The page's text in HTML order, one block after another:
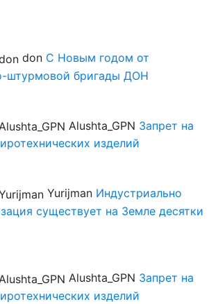
don С Новым годом от
штурмовой бригады ДОН
Alushta_GPN Запрет на
изделий
Yurijman Индустриально
существует на Земле десятки
Alushta_GPN Запрет на
изделий